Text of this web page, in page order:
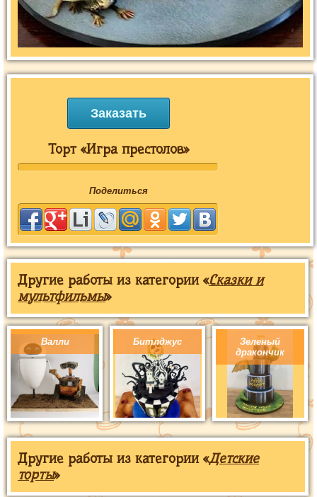
Заказать
Торт «Игра престолов»
Поделиться
Другие работы из категории «Сказки и
мультфильмы»
Валли Битлджус
Зеленый
дракончик
Другие работы из категории «Детские
торты»